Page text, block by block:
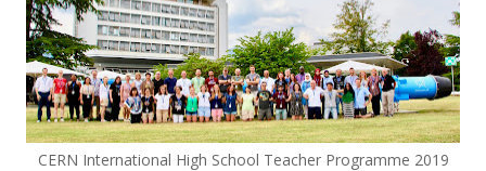
CERN International High School Teacher Programme 2019